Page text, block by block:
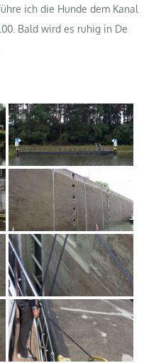
ich die Hunde dem Kanal
Bald wird es ruhig in De